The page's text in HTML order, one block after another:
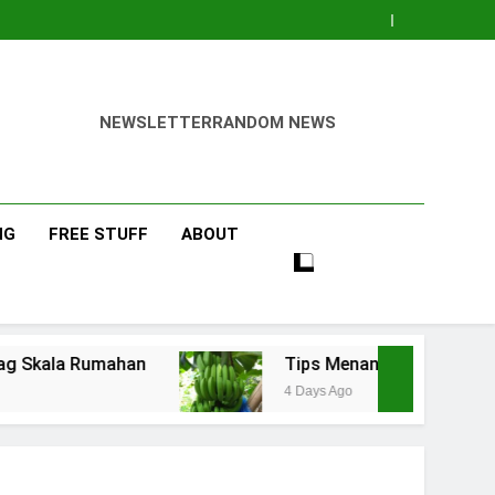
NEWSLETTERRANDOM NEWS
FREE STUFF ABOUT
Tips Menanam Pisang : Pentingnya
4 Days Ago